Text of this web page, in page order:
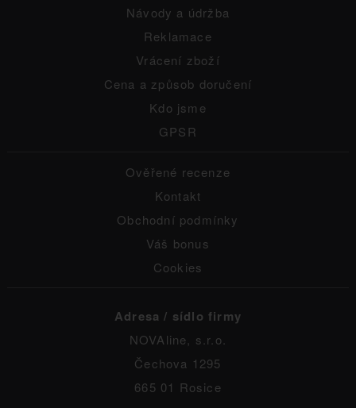
Návody a údržba
Reklamace
Vrácení zboží
Cena a způsob doručení
Kdo jsme
GPSR
Ověřené recenze
Kontakt
Obchodní podmínky
Váš bonus
Cookies
Adresa / sídlo firmy
NOVAline, s.r.o.
Čechova 1295
665 01 Rosice